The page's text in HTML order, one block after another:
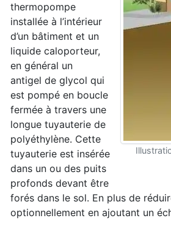
thermopompe
installée à l’intérieur
d’un bâtiment et un
liquide caloporteur,
en général un
antigel de glycol qui
est pompé en boucle
fermée à travers une
longue tuyauterie de
polyéthylène. Cette
tuyauterie est insérée
dans un ou des puits
profonds devant être
forés dans le sol. En plus de
optionnellement en ajoutant un